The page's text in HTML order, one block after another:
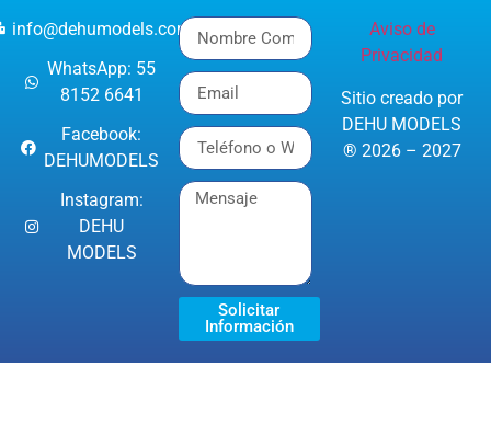
info@dehumodels.com
WhatsApp: 55
8152 6641
Facebook:
DEHUMODELS
Instagram:
DEHU
MODELS
Solicitar
Información
Aviso de
Privacidad
Sitio creado por
DEHU MODELS
® 2026 – 2027